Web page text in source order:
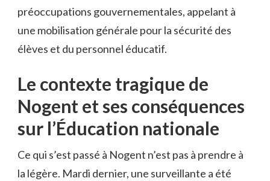
préoccupations gouvernementales, appelant à
une mobilisation générale pour la sécurité des
élèves et du personnel éducatif.
Le contexte tragique de
Nogent et ses conséquences
sur l’Éducation nationale
Ce qui s’est passé à Nogent n’est pas à prendre à
la légère. Mardi dernier, une surveillante a été